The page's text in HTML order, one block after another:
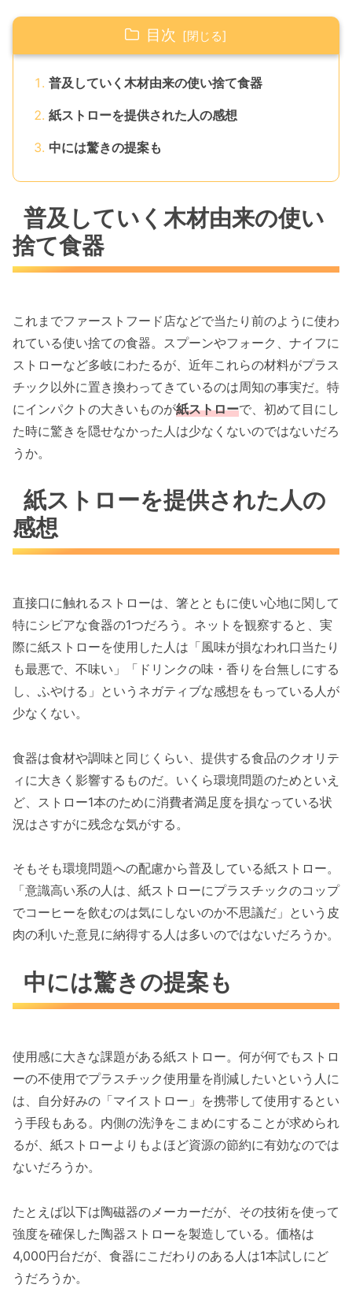
目次
普及していく木材由来の使い捨て食器
紙ストローを提供された人の感想
中には驚きの提案も
普及していく木材由来の使い
捨て食器
これまでファーストフード店などで当たり前のように使わ
れている使い捨ての食器。スプーンやフォーク、ナイフに
ストローなど多岐にわたるが、近年これらの材料がプラス
チック以外に置き換わってきているのは周知の事実だ。特
にインパクトの大きいものが紙ストローで、初めて目にし
た時に驚きを隠せなかった人は少なくないのではないだろ
うか。
紙ストローを提供された人の
感想
直接口に触れるストローは、箸とともに使い心地に関して
特にシビアな食器の1つだろう。ネットを観察すると、実
際に紙ストローを使用した人は「風味が損なわれ口当たり
も最悪で、不味い」「ドリンクの味・香りを台無しにする
し、ふやける」というネガティブな感想をもっている人が
少なくない。
食器は食材や調味と同じくらい、提供する食品のクオリテ
ィに大きく影響するものだ。いくら環境問題のためといえ
ど、ストロー1本のために消費者満足度を損なっている状
況はさすがに残念な気がする。
そもそも環境問題への配慮から普及している紙ストロー。
「意識高い系の人は、紙ストローにプラスチックのコップ
でコーヒーを飲むのは気にしないのか不思議だ」という皮
肉の利いた意見に納得する人は多いのではないだろうか。
中には驚きの提案も
使用感に大きな課題がある紙ストロー。何が何でもストロ
ーの不使用でプラスチック使用量を削減したいという人に
は、自分好みの「マイストロー」を携帯して使用するとい
う手段もある。内側の洗浄をこまめにすることが求められ
るが、紙ストローよりもよほど資源の節約に有効なのでは
ないだろうか。
たとえば以下は陶磁器のメーカーだが、その技術を使って
強度を確保した陶器ストローを製造している。価格は
4,000円台だが、食器にこだわりのある人は1本試しにど
うだろうか。